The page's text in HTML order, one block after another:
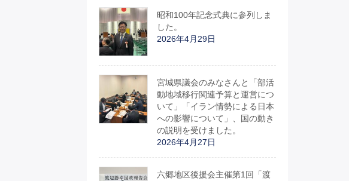
昭和100年記念式典に参列しま
した。
2026年4月29日
宮城県議会のみなさんと「部活
動地域移行関連予算と運営につ
いて」「イラン情勢による日本
への影響について」、国の動き
の説明を受けました。
2026年4月27日
六郷地区後援会主催第1回「渡